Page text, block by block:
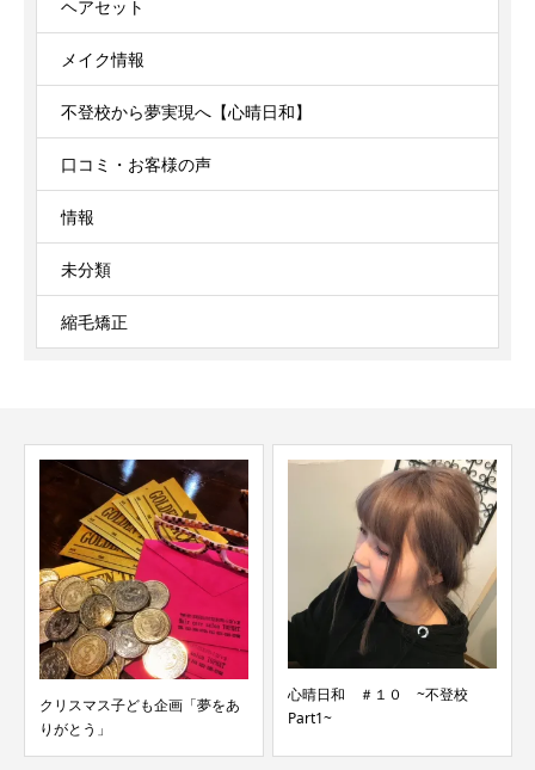
ヘアセット
メイク情報
不登校から夢実現へ【心晴日和】
口コミ・お客様の声
情報
未分類
縮毛矯正
クリスマス子ども企画「夢をあ
りがとう」
心晴日和 ＃１０ ~不登校
Part1~